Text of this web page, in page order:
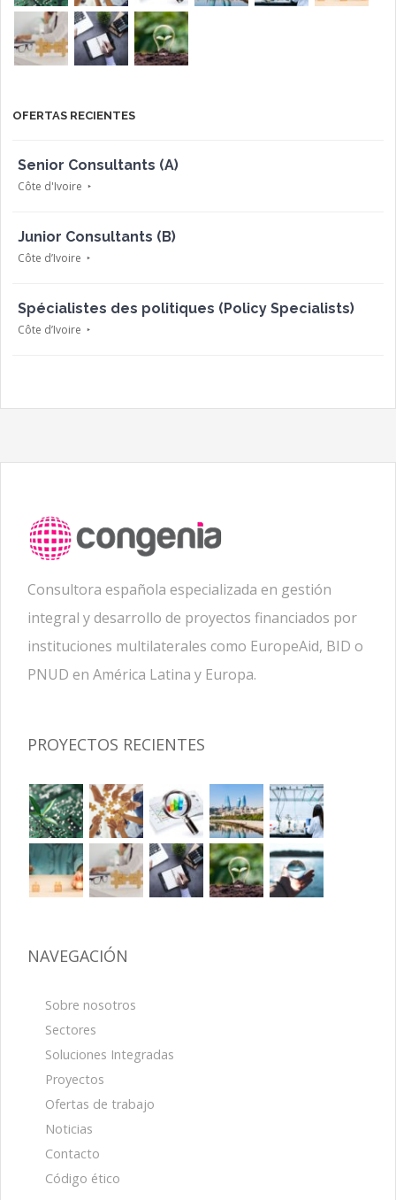
OFERTAS RECIENTES
Senior Consultants (A)
Côte d'Ivoire
Junior Consultants (B)
Côte d’Ivoire
Spécialistes des politiques (Policy Specialists)
Côte d’Ivoire
Consultora española especializada en gestión
integral y desarrollo de proyectos financiados por
instituciones multilaterales como EuropeAid, BID o
PNUD en América Latina y Europa.
PROYECTOS RECIENTES
NAVEGACIÓN
Sobre nosotros
Sectores
Soluciones Integradas
Proyectos
Ofertas de trabajo
Noticias
Contacto
Código ético